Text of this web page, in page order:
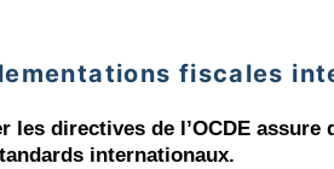
fiscales
les directives de l’OCDE
internationaux.